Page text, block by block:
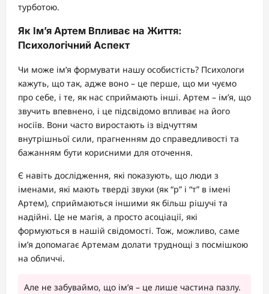
турботою.
Як Ім’я Артем Впливає на Життя:
Психологічний Аспект
Чи може ім’я формувати нашу особистість? Психологи
кажуть, що так, адже воно – це перше, що ми чуємо
про себе, і те, як нас сприймають інші. Артем – ім’я, що
звучить впевнено, і це підсвідомо впливає на його
носіїв. Вони часто виростають із відчуттям
внутрішньої сили, прагненням до справедливості та
бажанням бути корисними для оточення.
Є навіть дослідження, які показують, що люди з
іменами, які мають тверді звуки (як “р” і “т” в імені
Артем), сприймаються іншими як більш рішучі та
надійні. Це не магія, а просто асоціації, які
формуються в нашій свідомості. Тож, можливо, саме
ім’я допомагає Артемам долати труднощі з посмішкою
на обличчі.
Але не забуваймо, що ім’я – це лише частина пазлу.